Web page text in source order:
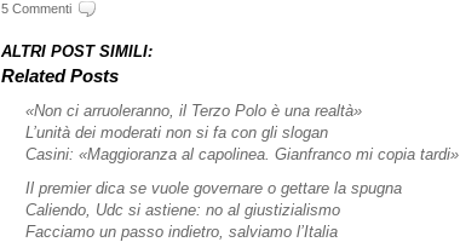
5 Commenti
ALTRI POST SIMILI:
Related Posts
«Non ci arruoleranno, il Terzo Polo è una realtà»
L’unità dei moderati non si fa con gli slogan
Casini: «Maggioranza al capolinea. Gianfranco mi copia tardi»
Il premier dica se vuole governare o gettare la spugna
Caliendo, Udc si astiene: no al giustizialismo
Facciamo un passo indietro, salviamo l’Italia